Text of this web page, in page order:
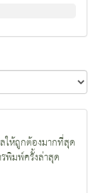
ให้ถูกต้องมากที่สุด
พิมพ์ครั้งล่าสุด